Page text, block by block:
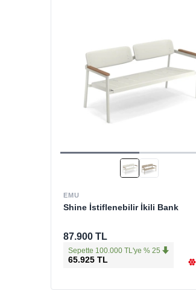
EMU
Shine İstiflenebilir İkili Bank
87.900 TL
Sepette 100.000 TL'ye % 25
65.925 TL